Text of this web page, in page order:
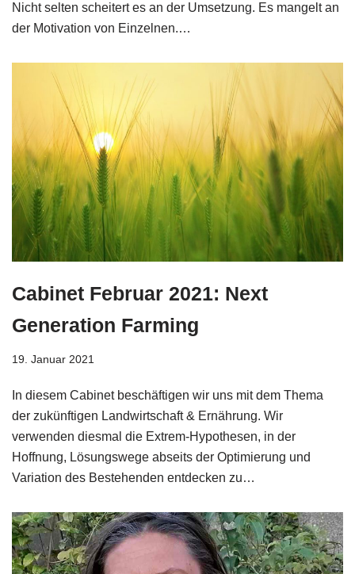
Nicht selten scheitert es an der Umsetzung. Es mangelt an
der Motivation von Einzelnen.…
Cabinet Februar 2021: Next
Generation Farming
19. Januar 2021
In diesem Cabinet beschäftigen wir uns mit dem Thema
der zukünftigen Landwirtschaft & Ernährung. Wir
verwenden diesmal die Extrem-Hypothesen, in der
Hoffnung, Lösungswege abseits der Optimierung und
Variation des Bestehenden entdecken zu…